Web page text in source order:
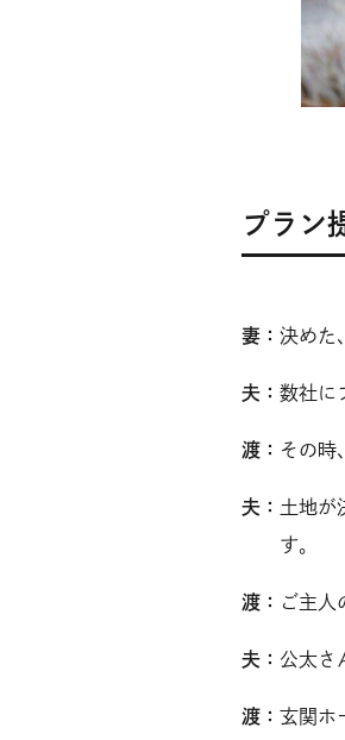
プラン
妻： 決めた
夫： 数社に
渡： その時
夫： 土地が
す。
渡： ご主人
夫： 公太さ
渡： 玄関ホ